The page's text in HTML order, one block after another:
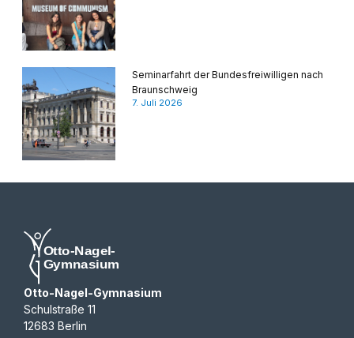
Seminarfahrt der Bundesfreiwilligen nach
Braunschweig
7. Juli 2026
Otto-Nagel-Gymnasium
Schulstraße 11
12683 Berlin